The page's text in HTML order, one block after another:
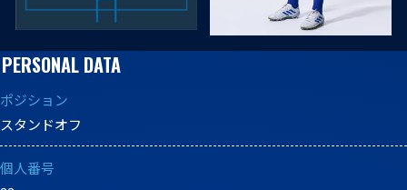
PERSONAL DATA
ポジション
スタンドオフ
個人番号